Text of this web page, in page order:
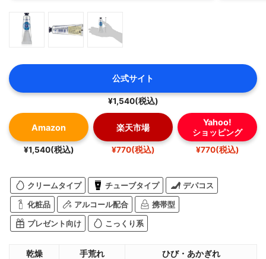
公式サイト
¥1,540(税込)
Amazon
¥1,540(税込)
楽天市場
¥770(税込)
Yahoo!
ショッピング
¥770(税込)
クリームタイプ チューブタイプ デパコス
化粧品 アルコール配合 携帯型
プレゼント向け こっくり系
乾燥 手荒れ ひび・あかぎれ